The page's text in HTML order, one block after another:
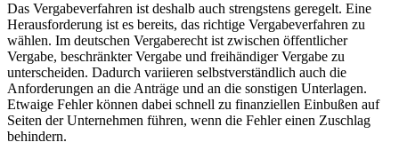
Das Vergabeverfahren ist deshalb auch strengstens geregelt. Eine
Herausforderung ist es bereits, das richtige Vergabeverfahren zu
wählen. Im deutschen Vergaberecht ist zwischen öffentlicher
Vergabe, beschränkter Vergabe und freihändiger Vergabe zu
unterscheiden. Dadurch variieren selbstverständlich auch die
Anforderungen an die Anträge und an die sonstigen Unterlagen.
Etwaige Fehler können dabei schnell zu finanziellen Einbußen auf
Seiten der Unternehmen führen, wenn die Fehler einen Zuschlag
behindern.